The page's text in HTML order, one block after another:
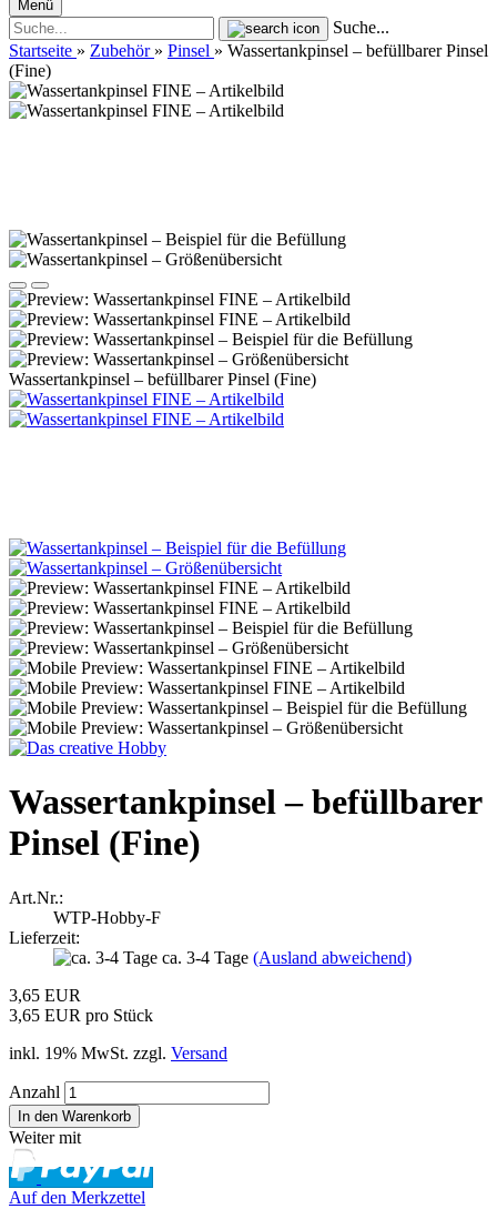
Menü
Suche...
Startseite » Zubehör » Pinsel » Wassertankpinsel – befüllbarer Pinsel
(Fine)
Wassertankpinsel – befüllbarer Pinsel (Fine)
Wassertankpinsel – befüllbarer
Pinsel (Fine)
Art.Nr.:
WTP-Hobby-F
Lieferzeit:
ca. 3-4 Tage (Ausland abweichend)
3,65 EUR
3,65 EUR pro Stück
inkl. 19% MwSt. zzgl. Versand
Anzahl
Weiter mit
Auf den Merkzettel